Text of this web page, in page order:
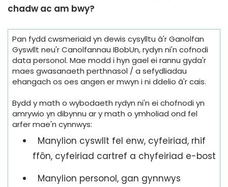
chadw ac am bwy?
Pan fydd cwsmeriaid yn dewis cysylltu â'r Ganolfan
Gyswllt neu'r Canolfannau IBobUn, rydyn ni'n cofnodi
data personol. Mae modd i hyn gael ei rannu gyda'r
maes gwasanaeth perthnasol / a sefydliadau
ehangach os oes angen er mwyn i ni ddelio â'r cais.
Bydd y math o wybodaeth rydyn ni'n ei chofnodi yn
amrywio yn dibynnu ar y math o ymholiad ond fel
arfer mae'n cynnwys:
Manylion cyswllt fel enw, cyfeiriad, rhif
ffôn, cyfeiriad cartref a chyfeiriad e-bost
Manylion personol, gan gynnwys